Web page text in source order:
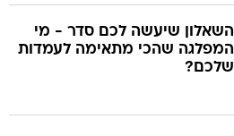
השאלון שיעשה לכם סדר - מי
המפלגה שהכי מתאימה לעמדות
שלכם?